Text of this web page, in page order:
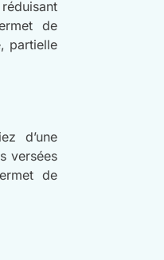
de
partielle
d’une
versées
de